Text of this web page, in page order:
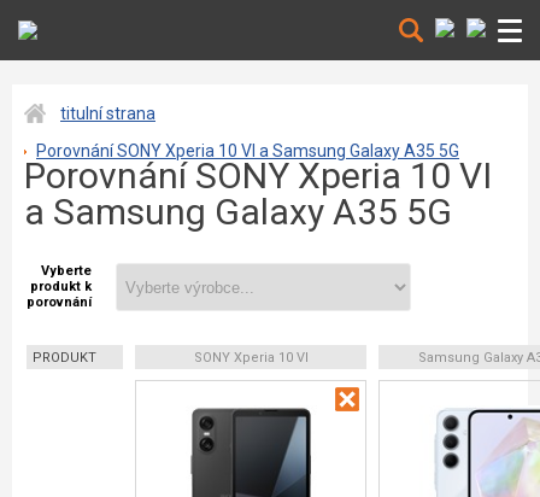
titulní strana
Porovnání SONY Xperia 10 VI a Samsung Galaxy A35 5G
Porovnání SONY Xperia 10 VI
a Samsung Galaxy A35 5G
Vyberte
produkt k
porovnání
PRODUKT SONY Xperia 10 VI Samsung Galaxy